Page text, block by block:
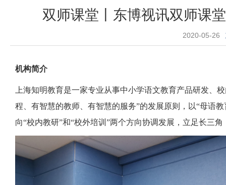
双师课堂丨东博视讯双师课
2020-05-26
机构简介
上海知明教育是一家专业从事中小学语文教育产品研发、
程、有智慧的教师、有智慧的服务”的发展原则，以“母语
向“校内教研”和“校外培训”两个方向协调发展，立足长三